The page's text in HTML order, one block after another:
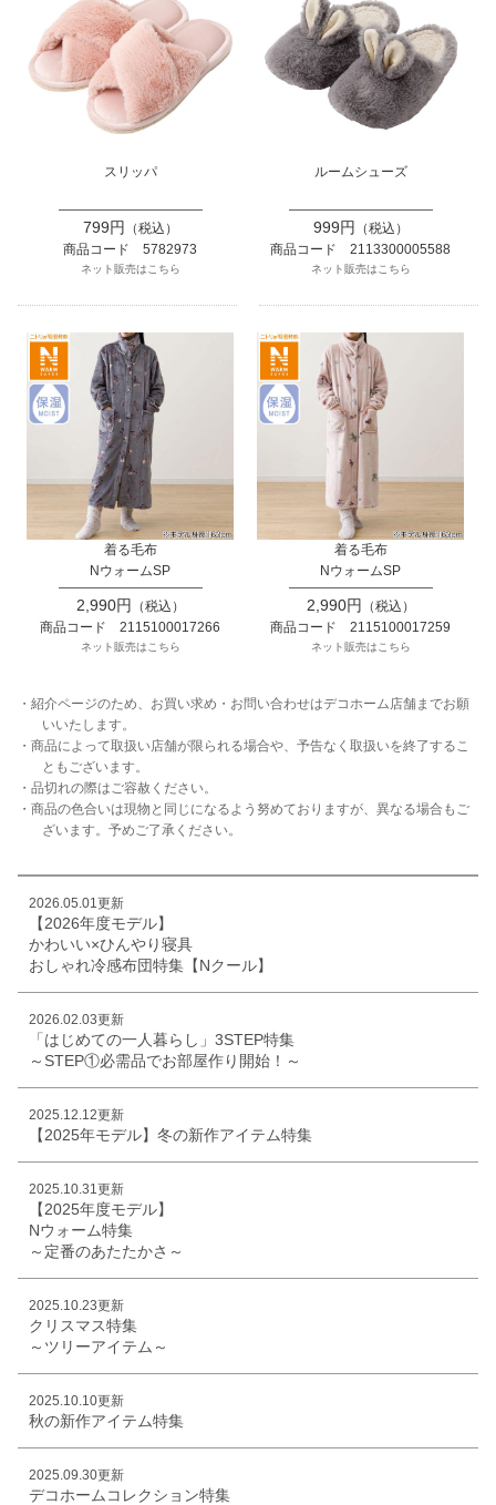
スリッパ
799円
（税込）
商品コード 5782973
ネット販売はこちら
ルームシューズ
999円
（税込）
商品コード 2113300005588
ネット販売はこちら
着る毛布
NウォームSP
2,990円
（税込）
商品コード 2115100017266
ネット販売はこちら
着る毛布
NウォームSP
2,990円
（税込）
商品コード 2115100017259
ネット販売はこちら
・紹介ページのため、お買い求め・お問い合わせはデコホーム店舗までお願
いいたします。
・商品によって取扱い店舗が限られる場合や、予告なく取扱いを終了するこ
ともございます。
・品切れの際はご容赦ください。
・商品の色合いは現物と同じになるよう努めておりますが、異なる場合もご
ざいます。予めご了承ください。
2026.05.01更新
【2026年度モデル】
かわいい×ひんやり寝具
おしゃれ冷感布団特集【Nクール】
2026.02.03更新
「はじめての一人暮らし」3STEP特集
～STEP①必需品でお部屋作り開始！～
2025.12.12更新
【2025年モデル】冬の新作アイテム特集
2025.10.31更新
【2025年度モデル】
Nウォーム特集
～定番のあたたかさ～
2025.10.23更新
クリスマス特集
～ツリーアイテム～
2025.10.10更新
秋の新作アイテム特集
2025.09.30更新
デコホームコレクション特集